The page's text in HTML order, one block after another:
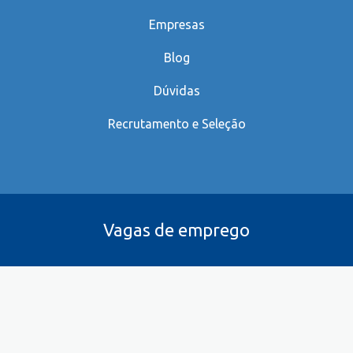
Empresas
Blog
Dúvidas
Recrutamento e Seleção
Vagas de emprego